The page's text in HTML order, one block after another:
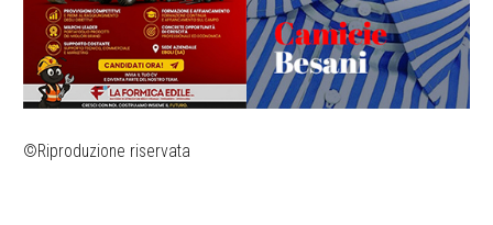
©Riproduzione riservata